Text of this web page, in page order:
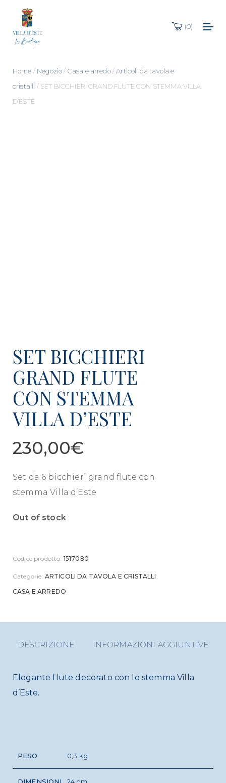
0
Home / Negozio/ Casa e arredo/Articoli da tavola e
cristalli / SET BICCHIERI GRAND FLUTE CON STEMMA VILLA
D’ESTE
SET BICCHIERI
GRAND FLUTE
CON STEMMA
VILLA D’ESTE
230,00€
Set da 6 bicchieri grand flute con
stemma Villa d’Este
Out of stock
Codice prodotto: 1517080
Categorie: ARTICOLI DA TAVOLA E CRISTALLI ,
CASA E ARREDO
DESCRIZIONE INFORMAZIONI AGGIUNTIVE
Elegante flute decorato con lo stemma Villa
d’Este.
PESO 0,3 kg